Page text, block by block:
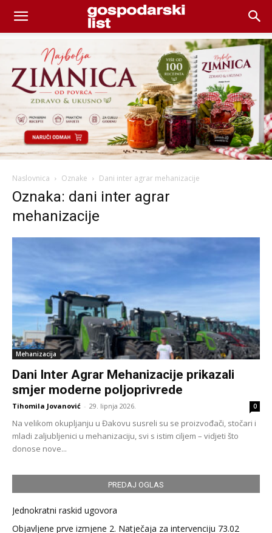
Naslovnica Oznake Dani inter agrar mehanizacije
Oznaka: dani inter agrar
mehanizacije
Mehanizacija
Dani Inter Agrar Mehanizacije prikazali
smjer moderne poljoprivrede
Tihomila Jovanović - 29. lipnja 2026. 0
Na velikom okupljanju u Đakovu susreli su se proizvođači, stočari i
mladi zaljubljenici u mehanizaciju, svi s istim ciljem – vidjeti što
donose nove...
PREDAJ OGLAS
Jednokratni raskid ugovora
Objavljene prve izmjene 2. Natječaja za intervenciju 73.02